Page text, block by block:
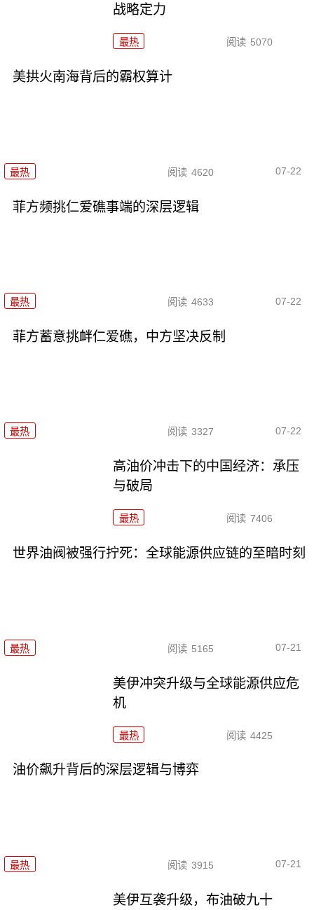
战略定力
最热 阅读 5070
美拱火南海背后的霸权算计
最热 阅读 4620 07-22
菲方频挑仁爱礁事端的深层逻辑
最热 阅读 4633 07-22
菲方蓄意挑衅仁爱礁，中方坚决反制
最热 阅读 3327 07-22
高油价冲击下的中国经济：承压
与破局
最热 阅读 7406
世界油阀被强行拧死：全球能源供应链的至暗时刻
最热 阅读 5165 07-21
美伊冲突升级与全球能源供应危
机
最热 阅读 4425
油价飙升背后的深层逻辑与博弈
最热 阅读 3915 07-21
美伊互袭升级，布油破九十